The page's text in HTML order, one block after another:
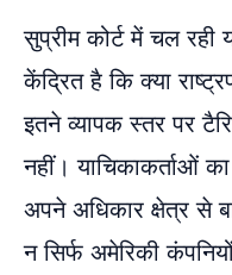
सुप्रीम कोर्ट में चल रही
केंद्रित है कि क्या
इतने व्यापक स्तर पर
नहीं। याचिकाकर्ताओं
अपने अधिकार क्षेत्र से
न सिर्फ अमेरिकी